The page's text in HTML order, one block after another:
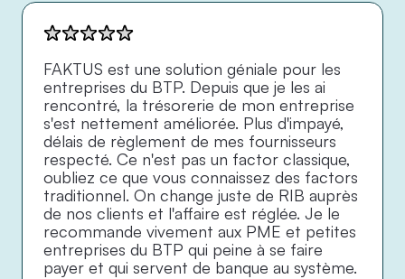
FAKTUS est une solution géniale pour les
entreprises du BTP. Depuis que je les ai
rencontré, la trésorerie de mon entreprise
s'est nettement améliorée. Plus d'impayé,
délais de règlement de mes fournisseurs
respecté. Ce n'est pas un factor classique,
oubliez ce que vous connaissez des factors
traditionnel. On change juste de RIB auprès
de nos clients et l'affaire est réglée. Je le
recommande vivement aux PME et petites
entreprises du BTP qui peine à se faire
payer et qui servent de banque au système.